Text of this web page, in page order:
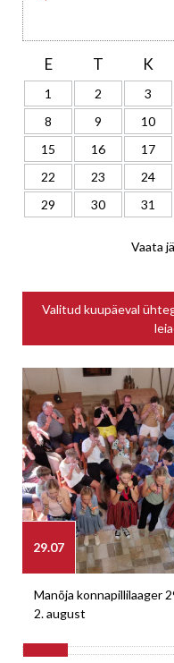
E T K
1 2 3
8
9 10
15
16 17
22
23 24
29
30 31
Vaata
Valitud kuupäeval
29.07
Manõja konnapillilaager
2. august